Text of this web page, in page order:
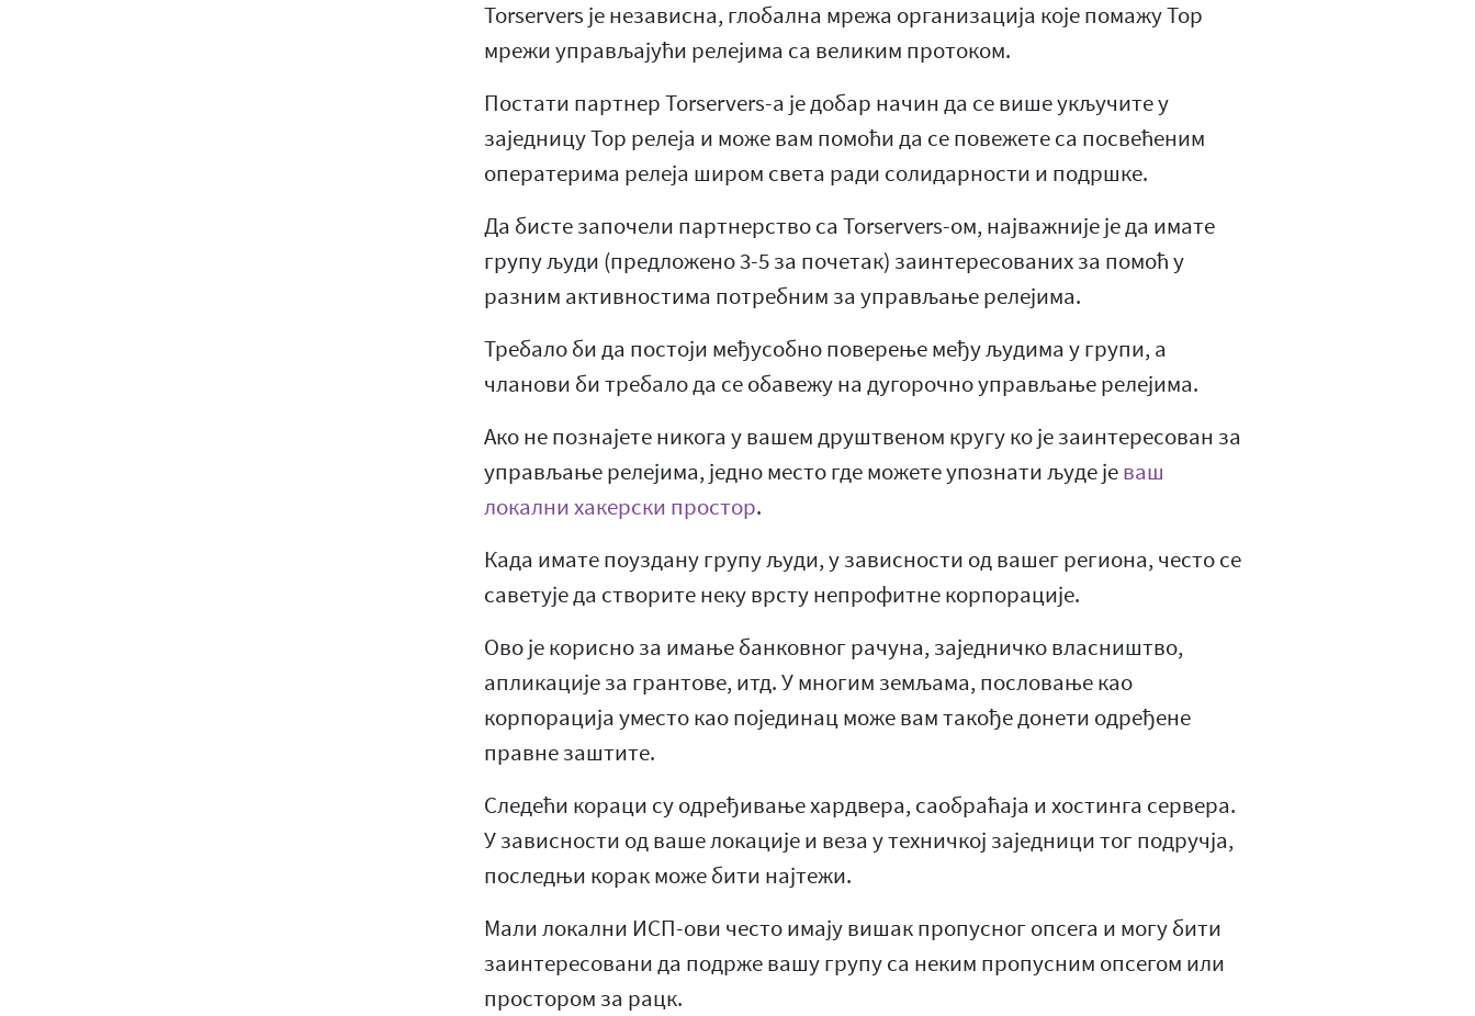
Torservers је независна, глобална мрежа организација које помажу Тор
мрежи управљајући релејима са великим протоком.
Постати партнер Torservers-а је добар начин да се више укључите у
заједницу Тор релеја и може вам помоћи да се повежете са посвећеним
оператерима релеја широм света ради солидарности и подршке.
Да бисте започели партнерство са Torservers-ом, најважније је да имате
групу људи (предложено 3-5 за почетак) заинтересованих за помоћ у
разним активностима потребним за управљање релејима.
Требало би да постоји међусобно поверење међу људима у групи, а
чланови би требало да се обавежу на дугорочно управљање релејима.
Ако не познајете никога у вашем друштвеном кругу ко је заинтересован за
управљање релејима, једно место где можете упознати људе јеваш
локални хакерски простор.
Када имате поуздану групу људи, у зависности од вашег региона, често се
саветује да створите неку врсту непрофитне корпорације.
Ово је корисно за имање банковног рачуна, заједничко власништво,
апликације за грантове, итд. У многим земљама, пословање као
корпорација уместо као појединац може вам такође донети одређене
правне заштите.
Следећи кораци су одређивање хардвера, саобраћаја и хостинга сервера.
У зависности од ваше локације и веза у техничкој заједници тог подручја,
последњи корак може бити најтежи.
Мали локални ИСП-ови често имају вишак пропусног опсега и могу бити
заинтересовани да подрже вашу групу са неким пропусним опсегом или
простором за рацк.